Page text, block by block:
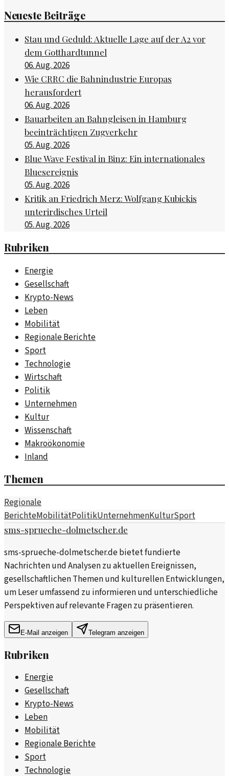
Neueste Beiträge
Stau und Geduld: Aktuelle Lage auf der A2 vor
dem Gotthardtunnel
06. Aug. 2026
Wie CRRC die Bahnindustrie Europas
herausfordert
06. Aug. 2026
Bauarbeiten an Bahngleisen in Hamburg
beeinträchtigen Zugverkehr
05. Aug. 2026
Blue Wave Festival in Binz: Ein internationales
Bluesereignis
05. Aug. 2026
Kritik an Friedrich Merz: Wolfgang Kubickis
unterirdisches Urteil
05. Aug. 2026
Rubriken
Energie
Gesellschaft
Krypto-News
Leben
Mobilität
Regionale Berichte
Sport
Technologie
Wirtschaft
Politik
Unternehmen
Kultur
Wissenschaft
Makroökonomie
Inland
Themen
Regionale
BerichteMobilitätPolitikUnternehmenKulturSport
sms-sprueche-dolmetscher.de
sms-sprueche-dolmetscher.de bietet fundierte
Nachrichten und Analysen zu aktuellen Ereignissen,
gesellschaftlichen Themen und kulturellen Entwicklungen,
um Leser umfassend zu informieren und unterschiedliche
Perspektiven auf relevante Fragen zu präsentieren.
E-Mail anzeigen Telegram anzeigen
Rubriken
Energie
Gesellschaft
Krypto-News
Leben
Mobilität
Regionale Berichte
Sport
Technologie